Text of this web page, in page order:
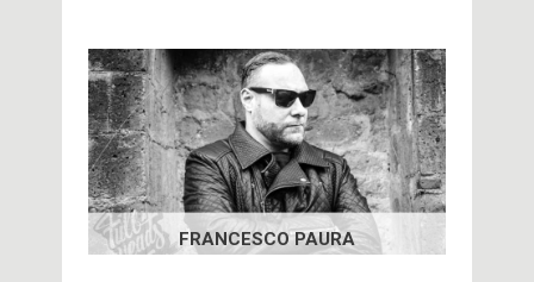
FRANCESCO PAURA